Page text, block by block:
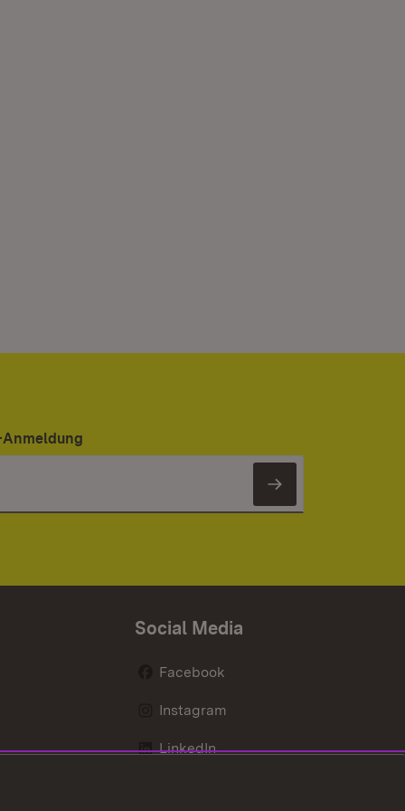
Newsletter
Social Media
Facebook
Instagram
LinkedIn